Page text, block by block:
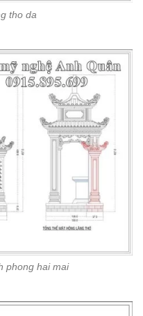
tho da
phong hai mai